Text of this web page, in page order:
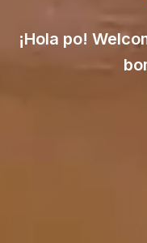
¡Hola po!